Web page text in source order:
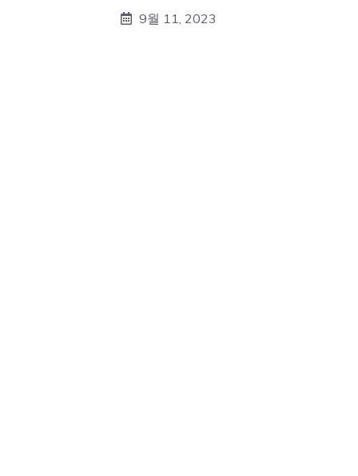
9월 11, 2023